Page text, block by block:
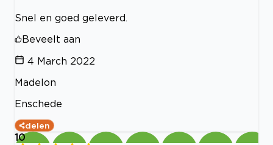
Snel en goed geleverd.
Beveelt aan
4 March 2022
Madelon
Enschede
delen
10